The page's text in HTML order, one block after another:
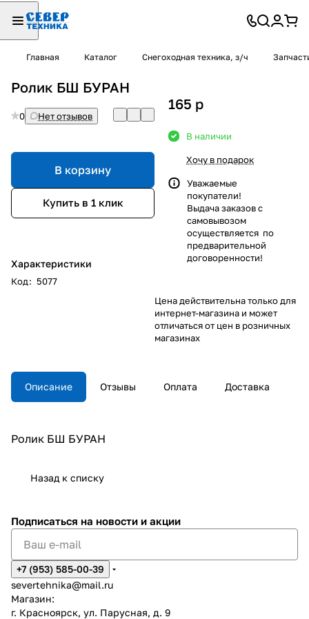
Главная Каталог Снегоходная техника, з/ч
Ролик БШ БУРАН
0 Нет отзывов
В корзину
Купить в 1 клик
Характеристики
Код: 5077
165 p
В наличии
Хочу в подарок
Уважаемые
покупатели!
Выдача заказов с
самовывозом
осуществляется по
предварительной
договоренности!
Цена действительна только для
интернет-магазина и может
отличаться от цен в розничных
магазинах
Описание Отзывы Оплата Доставка
Ролик БШ БУРАН
Назад к списку
Подписаться на новости и акции
+7 (953) 585-00-39
severtehnika@mail.ru
Магазин:
г. Красноярск, ул. Парусная, д. 9